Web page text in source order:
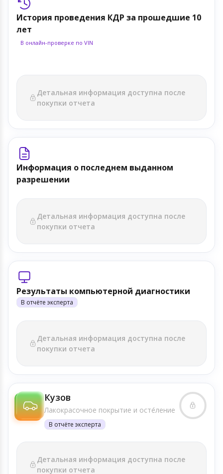
История проведения КДР за прошедшие 10
лет
В онлайн-проверке по VIN
Детальная информация доступна после
покупки отчета
Информация о последнем выданном
разрешении
Детальная информация доступна после
покупки отчета
Результаты компьютерной диагностики
В отчёте эксперта
Детальная информация доступна после
покупки отчета
Кузов
Лакокрасочное покрытие и осте́ление
В отчёте эксперта
Детальная информация доступна после
покупки отчета